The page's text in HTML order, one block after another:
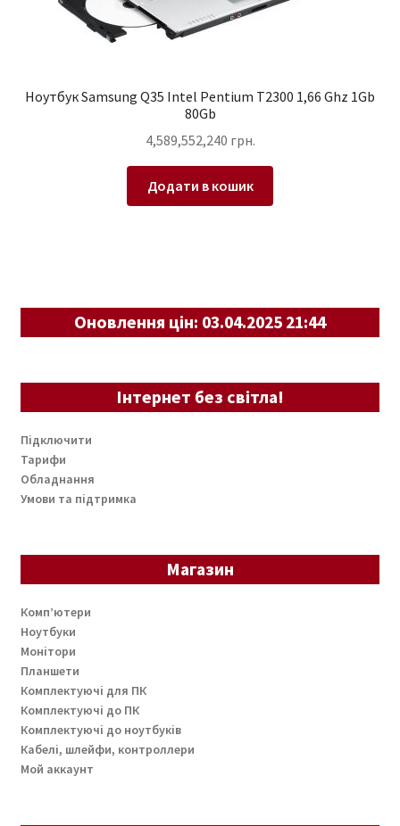
Ноутбук Samsung Q35 Intel Pentium T2300 1,66 Ghz 1Gb
80Gb
4,589,552,240 грн.
Додати в кошик
Оновлення цін: 03.04.2025 21:44
Інтернет без світла!
Підключити
Тарифи
Обладнання
Умови та підтримка
Магазин
Комп’ютери
Ноутбуки
Монітори
Планшети
Комплектуючі для ПК
Комплектуючі до ПК
Комплектуючі до ноутбуків
Кабелі, шлейфи, контроллери
Мой аккаунт